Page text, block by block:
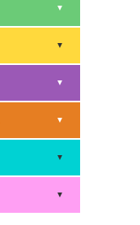
▼
▼
▼
▼
▼
▼